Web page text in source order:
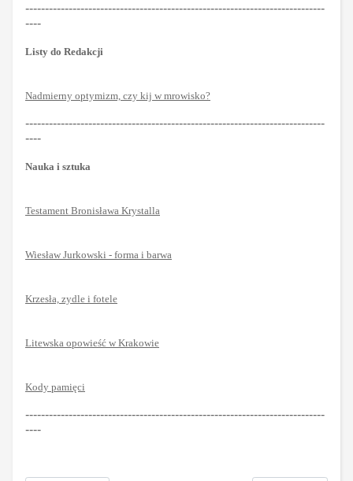
----------------------------------------------------------------------------
----
Listy do Redakcji
Nadmierny optymizm, czy kij w mrowisko?
----------------------------------------------------------------------------
----
Nauka i sztuka
Testament Bronisława Krystalla
Wiesław Jurkowski - forma i barwa
Krzesła, zydle i fotele
Litewska opowieść w Krakowie
Kody pamięci
----------------------------------------------------------------------------
----